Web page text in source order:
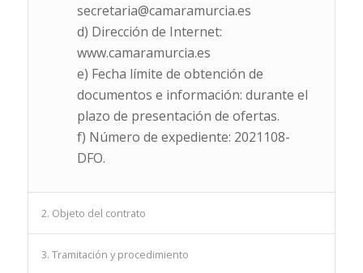
secretaria@camaramurcia.es
d) Dirección de Internet:
www.camaramurcia.es
e) Fecha límite de obtención de
documentos e información: durante el
plazo de presentación de ofertas.
f) Número de expediente: 2021108-
DFO.
2. Objeto del contrato
3. Tramitación y procedimiento